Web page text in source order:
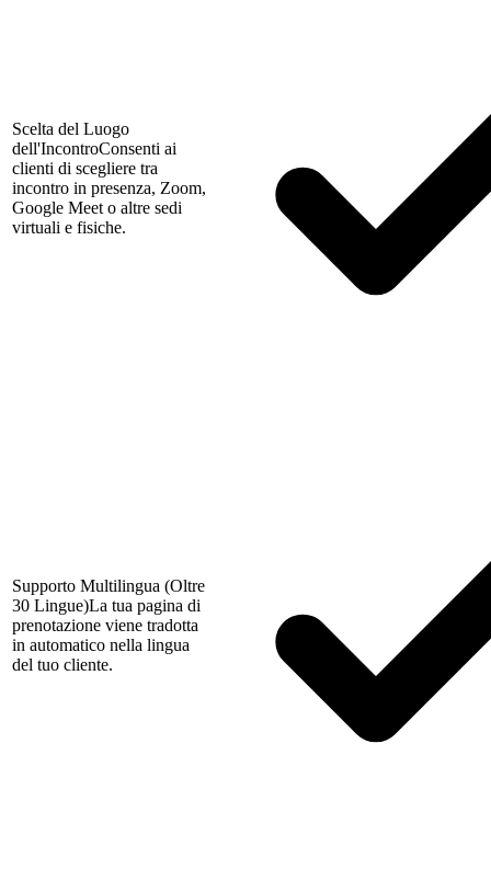
Scelta del Luogo
dell'IncontroConsenti ai
clienti di scegliere tra
incontro in presenza, Zoom,
Google Meet o altre sedi
virtuali e fisiche.
Supporto Multilingua (Oltre
30 Lingue)La tua pagina di
prenotazione viene tradotta
in automatico nella lingua
del tuo cliente.